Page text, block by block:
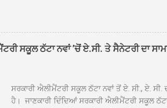
ਦਮਦਮਾ ਸਾਹਿਬ ਠੱਟਾ ਵਿਖੇ ਪਹੁੰਚਿਆ। ਨਗਰ ਕੀਰਤਨ
ਸੰਤ ਬਾਬਾ ਹਰਜੀਤ ਸਿੰਘ ਤੇ ਇਲਾਕੇ ਦੀਆਂ ਸੰਗਤਾਂ ਵੱਲੋਂ
ਦਮਦਮਾ ਸਾਹਿਬ ਠੱਟਾ ਵਿਖੇ ਨਗਰ ਕੀਰਤਨ ਦੇ
ਪ੍ਰਬੰਧਕਾਂ ਦਾ ਗੁਰਦੁਆਰਾ ਦਮਦਮਾ ਸਾਹਿਬ ਠੱਟਾ ਦੇ ਮੁੱਖ
ਸਕੂਲ ਠੱਟਾ ਨਵਾਂ ’ਚੋਂ ਏ.ਸੀ. ਤੇ ਸੈਨੇਟਰੀ ਦਾ
ਸਰਕਾਰੀ ਐਲੀਮੈਂਟਰੀ ਸਕੂਲ ਠੱਟਾ ਨਵਾਂ ਤੋਂ ਏ. ਸੀ., ਏ.
ਹੈ। ਜਾਣਕਾਰੀ ਦਿੰਦਿਆਂ ਸਰਕਾਰੀ ਐਲੀਮੈਂਟਰੀ ਸਕੂਲ